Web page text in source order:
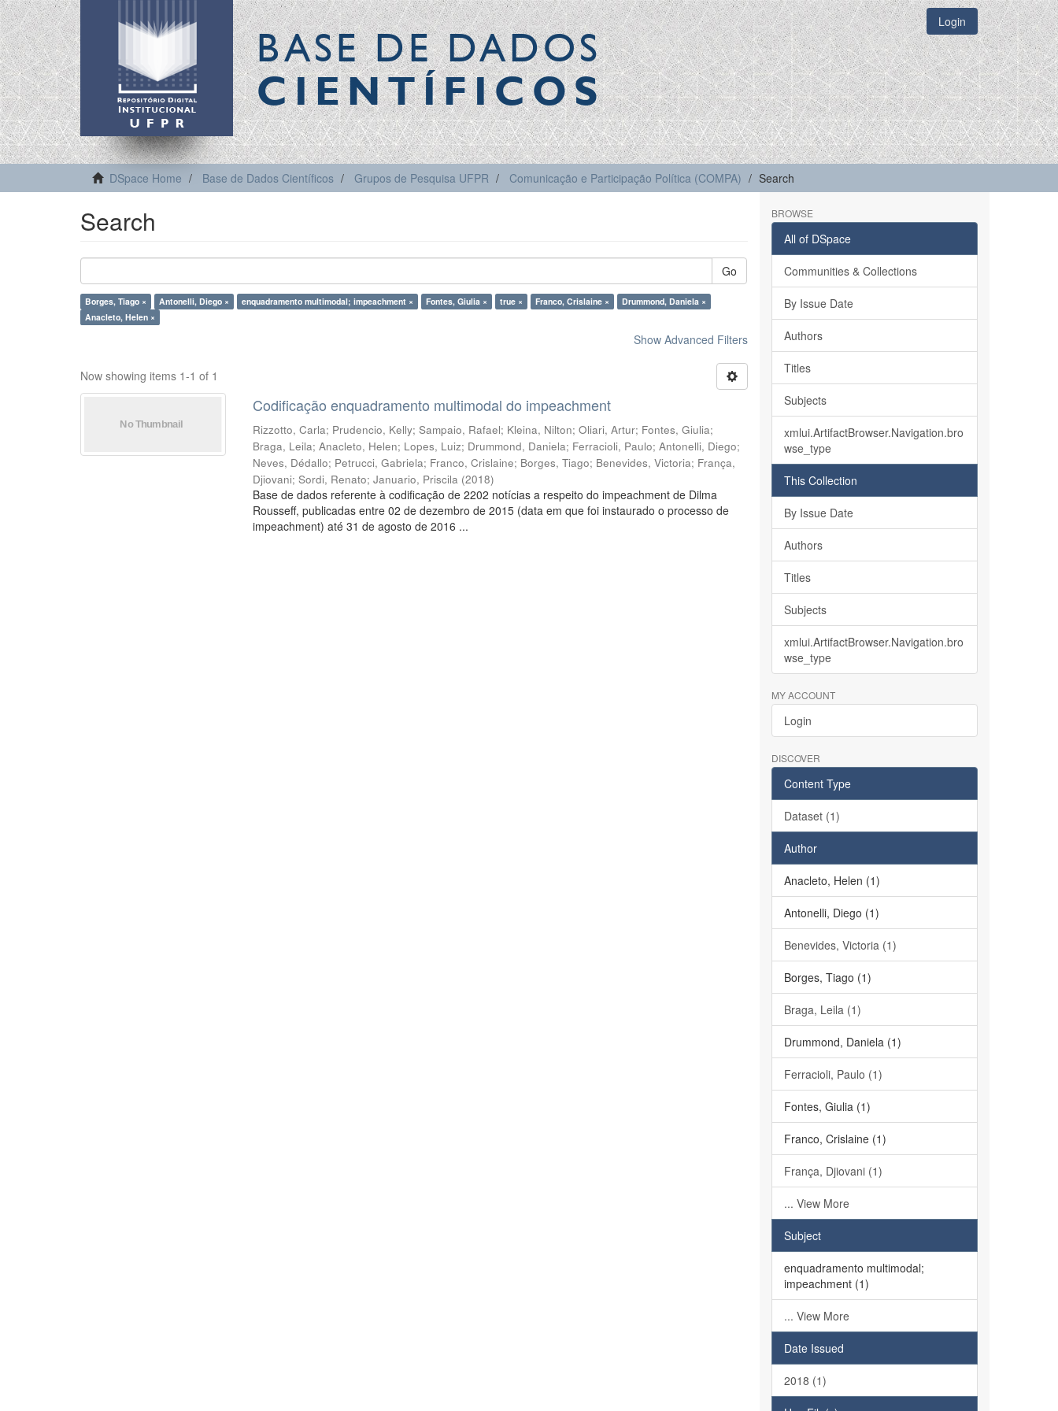
BASE DE DADOS
CIENTÍFICOS
Login
DSpace Home Base de Dados Científicos Grupos de Pesquisa UFPR Comunicação e Participação Política (COMPA) Search
Search
Go
Borges, Tiago × Antonelli, Diego × enquadramento multimodal; impeachment × Fontes, Giulia × true × Franco, Crislaine ×
Drummond, Daniela ×
Anacleto, Helen ×
Show Advanced Filters
Now showing items 1-1 of 1
Codificação enquadramento multimodal do impeachment
Rizzotto, Carla; Prudencio, Kelly;Sampaio, Rafael; Kleina, Nilton;Oliari, Artur; Fontes, Giulia;
Braga, Leila;Anacleto, Helen; Lopes, Luiz; Drummond, Daniela; Ferracioli, Paulo;Antonelli, Diego;
Neves, Dédallo; Petrucci, Gabriela; Franco, Crislaine; Borges, Tiago; Benevides, Victoria; França,
Djiovani;Sordi, Renato;Januario, Priscila (2018)
Base de dados referente à codificação de 2202 notícias a respeito do impeachment de Dilma
Rousseff, publicadas entre 02 de dezembro de 2015 (data em que foi instaurado o processo de
impeachment) até 31 de agosto de 2016 ...
BROWSE
All of DSpace
Communities & Collections
By Issue Date
Authors
Titles
Subjects
xmlui.ArtifactBrowser.Navigation.bro
wse_type
This Collection
By Issue Date
Authors
Titles
Subjects
xmlui.ArtifactBrowser.Navigation.bro
wse_type
MY ACCOUNT
Login
DISCOVER
Content Type
Dataset (1)
Author
Anacleto, Helen (1)
Antonelli, Diego (1)
Benevides, Victoria (1)
Borges, Tiago (1)
Braga, Leila (1)
Drummond, Daniela (1)
Ferracioli, Paulo (1)
Fontes, Giulia (1)
Franco, Crislaine (1)
França, Djiovani (1)
... View More
Subject
enquadramento multimodal;
impeachment (1)
... View More
Date Issued
2018 (1)